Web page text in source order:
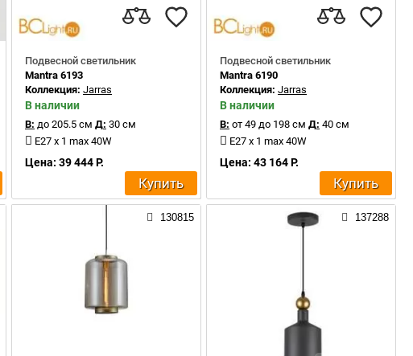
Подвесной светильник
Mantra 6193
Коллекция: Jarras
В наличии
В: до 205.5 см Д: 30 см
E27 x 1 max 40W
Цена: 39 444 Р.
Купить
Подвесной светильник
Mantra 6190
Коллекция: Jarras
В наличии
В: от 49 до 198 см Д: 40 см
E27 x 1 max 40W
Цена: 43 164 Р.
Купить
130815 137288